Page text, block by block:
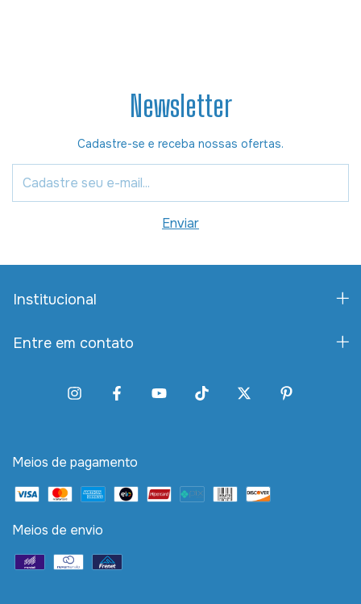
Newsletter
Cadastre-se e receba nossas ofertas.
Institucional
Entre em contato
Meios de pagamento
Meios de envio